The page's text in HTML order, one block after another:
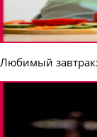
Любимый